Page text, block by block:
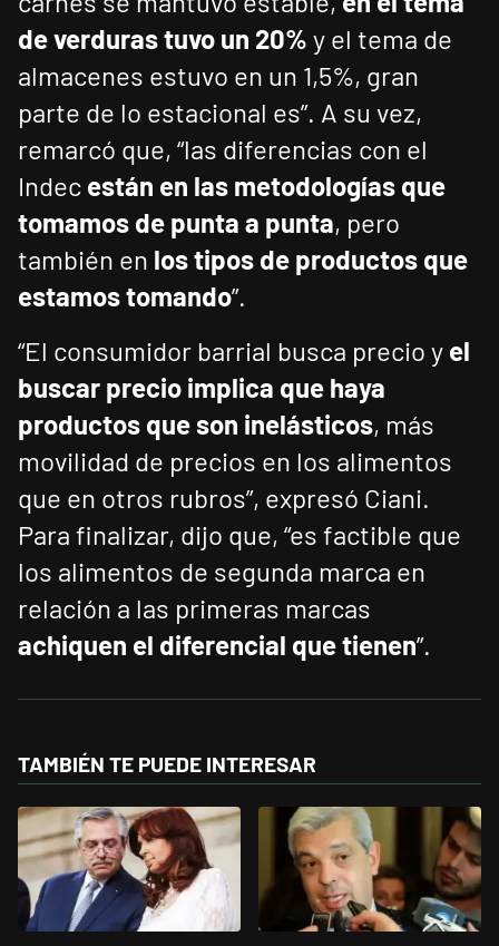
de verduras tuvo un 20% y el tema de
almacenes estuvo en un 1,5%, gran
parte de lo estacional es”. A su vez,
remarcó que, “las diferencias con el
Indec están en las metodologías que
tomamos de punta a punta, pero
también en los tipos de productos que
estamos tomando”.
“El consumidor barrial busca precio y el
buscar precio implica que haya
productos que son inelásticos, más
movilidad de precios en los alimentos
que en otros rubros”, expresó Ciani.
Para finalizar, dijo que, “es factible que
los alimentos de segunda marca en
relación a las primeras marcas
achiquen el diferencial que tienen”.
TAMBIÉN TE PUEDE INTERESAR